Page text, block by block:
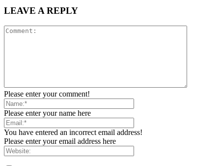
LEAVE A REPLY
Please enter your comment!
Please enter your name here
You have entered an incorrect email address!
Please enter your email address here